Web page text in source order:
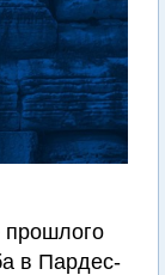
в Пардес-